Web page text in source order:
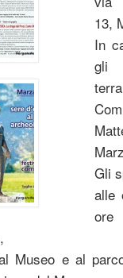
13,
In
gli
Gli
alle
ore
Museo e al